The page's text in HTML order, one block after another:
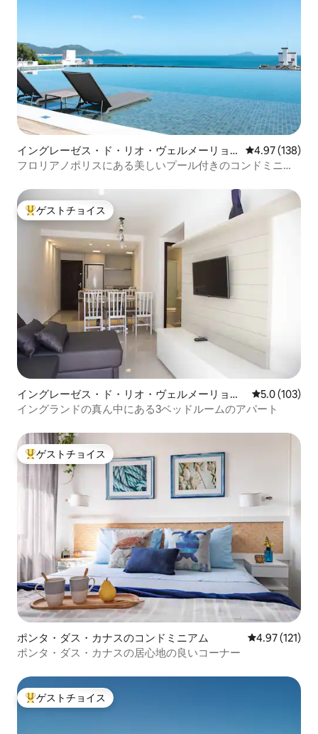
イングレーゼス・ド・リオ・ヴェルメーリョ
のコンドミニアム
レビュー138
4.97 (138)
フロリアノポリスにある美しいプール付きのコンドミニア
大好評のゲストチョイスです。
ゲストチョイス
イングレーゼス・ド・リオ・ヴェルメーリョの
コンドミニアム
レビュー103
5.0 (103)
イングランドの真ん中にある3ベッドルームのアパート
大好評のゲストチョイスです。
ゲストチョイス
ポンタ・ダス・カナスのコンドミニアム レビュー121
4.97 (121)
ポンタ・ダス・カナスの居心地の良いコーナー
大好評のゲストチョイスです。
ゲストチョイス